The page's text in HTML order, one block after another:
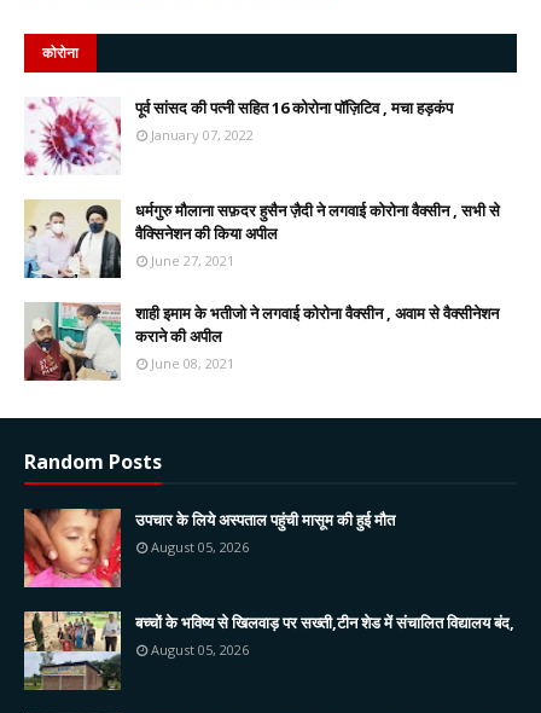
कोरोना
पूर्व सांसद की पत्नी सहित 16 कोरोना पॉज़िटिव , मचा हड़कंप
January 07, 2022
धर्मगुरु मौलाना सफ़दर हुसैन ज़ैदी ने लगवाई कोरोना वैक्सीन , सभी से
वैक्सिनेशन की किया अपील
June 27, 2021
शाही इमाम के भतीजो ने लगवाई कोरोना वैक्सीन , अवाम से वैक्सीनेशन
कराने की अपील
June 08, 2021
Random Posts
उपचार के लिये अस्पताल पहुंची मासूम की हुई मौत
August 05, 2026
बच्चों के भविष्य से खिलवाड़ पर सख्ती,टीन शेड में संचालित विद्यालय बंद,
August 05, 2026